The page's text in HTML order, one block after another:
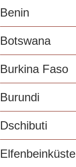
Benin
Botswana
Burkina Faso
Burundi
Dschibuti
Elfenbeinküste